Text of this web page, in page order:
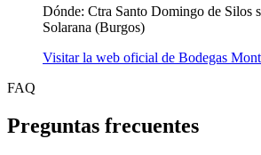
Dónde: Ctra Santo Domingo de Silos
Solarana (Burgos)
Visitar la web oficial de Bodegas
FAQ
Preguntas frecuentes